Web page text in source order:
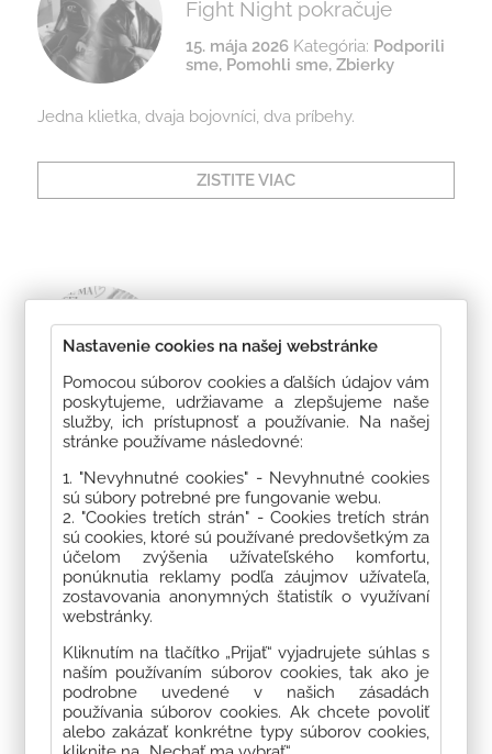
Fight Night pokračuje
15. mája 2026Kategória: Podporili
sme, Pomohli sme, Zbierky
Jedna klietka, dvaja bojovníci, dva príbehy.
ZISTITE VIAC
MÁ ZMYSEL
5. mája 2026 Kategória:Podporili
sme,Pomohli sme, Zbierky
Darujte dobro, ktoré má zmysel: Bazárik pre dobrú vec
v Prešove.
ZISTITE VIAC
Májová zbierka pre Samka
29. apríla 2026Kategória:Podporili
sme,Pomohli sme
Nastavenie cookies na našej webstránke
Pomocou súborov cookies a ďalších údajov vám
poskytujeme, udržiavame a zlepšujeme naše
služby, ich prístupnosť a používanie. Na našej
stránke používame následovné:
1. "Nevyhnutné cookies" - Nevyhnutné cookies
sú súbory potrebné pre fungovanie webu.
2. "Cookies tretích strán" - Cookies tretích strán
sú cookies, ktoré sú používané predovšetkým za
účelom zvýšenia užívateľského komfortu,
ponúknutia reklamy podľa záujmov užívateľa,
zostavovania anonymných štatistík o využívaní
webstránky.
Kliknutím na tlačítko „Prijať“ vyjadrujete súhlas s
naším používaním súborov cookies, tak ako je
podrobne uvedené v našich zásadách
používania súborov cookies. Ak chcete povoliť
alebo zakázať konkrétne typy súborov cookies,